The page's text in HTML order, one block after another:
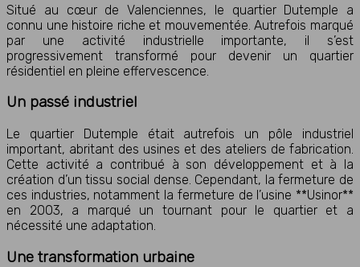
Situé au cœur de Valenciennes, le quartier Dutemple a
connu une histoire riche et mouvementée. Autrefois marqué
par une activité industrielle importante, il s’est
progressivement transformé pour devenir un quartier
résidentiel en pleine effervescence.
Un passé industriel
Le quartier Dutemple était autrefois un pôle industriel
important, abritant des usines et des ateliers de fabrication.
Cette activité a contribué à son développement et à la
création d’un tissu social dense. Cependant, la fermeture de
ces industries, notamment la fermeture de l’usine **Usinor**
en 2003, a marqué un tournant pour le quartier et a
nécessité une adaptation.
Une transformation urbaine